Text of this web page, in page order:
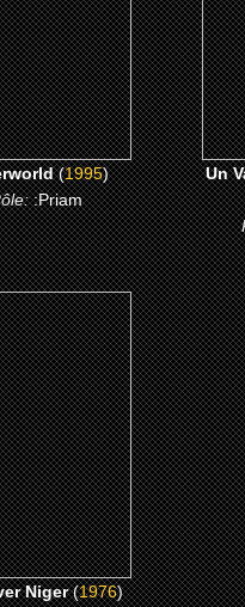
ME
(1995)
:Priam
Un
(1976)
Niger
ME
Niger(1976)